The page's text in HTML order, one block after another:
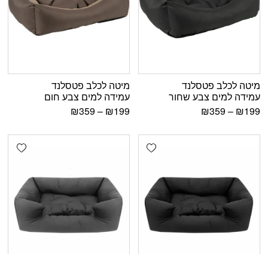
מיטה לכלב פטסלנד
עמידה למים צבע שחור
₪199
–
₪359
מיטה לכלב פטסלנד
עמידה למים צבע חום
₪199
–
₪359
Add wishlist